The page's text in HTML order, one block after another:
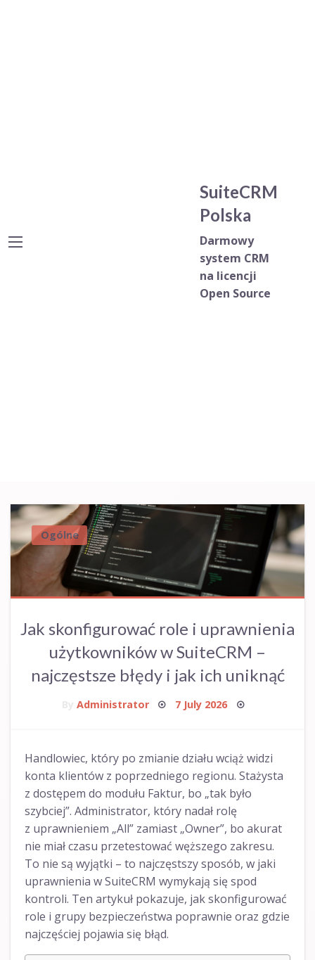
SuiteCRM
Polska
Darmowy
system CRM
na licencji
Open Source
Ogólne
Jak skonfigurować role i uprawnienia
użytkowników w SuiteCRM –
najczęstsze błędy i jak ich uniknąć
Administrator Posted
on
7 July 2026
Handlowiec, który po zmianie działu wciąż widzi
konta klientów z poprzedniego regionu. Stażysta
z dostępem do modułu Faktur, bo „tak było
szybciej”. Administrator, który nadał rolę
z uprawnieniem „All” zamiast „Owner”, bo akurat
nie miał czasu przetestować węższego zakresu.
To nie są wyjątki – to najczęstszy sposób, w jaki
uprawnienia w SuiteCRM wymykają się spod
kontroli. Ten artykuł pokazuje, jak skonfigurować
role i grupy bezpieczeństwa poprawnie oraz gdzie
najczęściej pojawia się błąd.